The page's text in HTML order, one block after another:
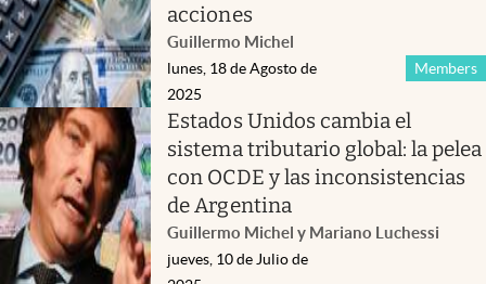
acciones
Guillermo Michel
Members
lunes, 18 de Agosto de
2025
Estados Unidos cambia el
sistema tributario global: la pelea
con OCDE y las inconsistencias
de Argentina
Guillermo Michel y Mariano Luchessi
jueves, 10 de Julio de